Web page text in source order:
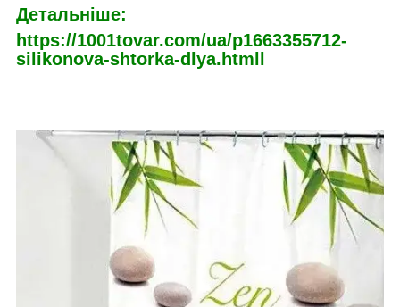
Детальніше:
https://1001tovar.com/ua/p1663355712-
silikonova-shtorka-dlya.html